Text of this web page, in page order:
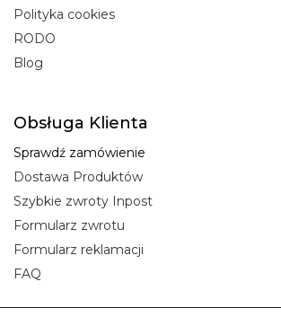
Polityka cookies
RODO
Blog
Obsługa Klienta
Sprawdź zamówienie
Dostawa Produktów
Szybkie zwroty Inpost
Formularz zwrotu
Formularz reklamacji
FAQ